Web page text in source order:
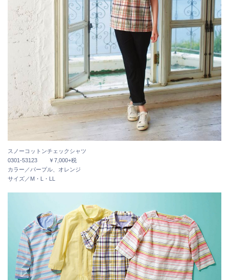
スノーコットンチェックシャツ
0301-53123 ￥7,000+税
カラー／パープル、オレンジ
サイズ／M・L・LL